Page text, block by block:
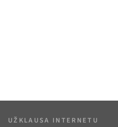
UŽKLAUSA INTERNETU